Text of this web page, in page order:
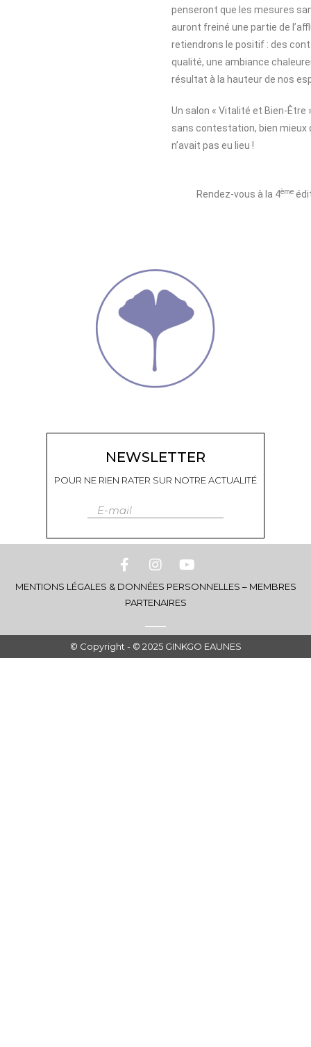
penseront que les mesures
auront freiné une partie de
retiendrons le positif : des
qualité, une ambiance
résultat à la hauteur de nos
Un salon « Vitalité et Bien-Être
sans contestation, bien mieux
n’avait pas eu lieu !
Rendez-vous à la 4ème
NEWSLETTER
POUR NE RIEN RATER SUR NOTRE ACTUALITÉ
E-mail
MENTIONS LÉGALES & DONNÉES PERSONNELLES – MEMBRES
PARTENAIRES
© Copyright - © 2025 GINKGO EAUNES